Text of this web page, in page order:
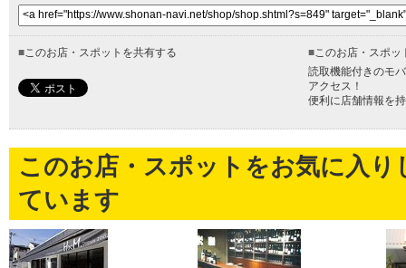
■ このお店・スポットを共有する ■ このお店・スポ
読取機能付きのモ
アクセス！
便利に店舗情報を
このお店・スポットをお気に入
ています